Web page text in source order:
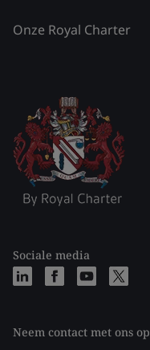
Onze Royal Charter
Sociale media
Neem contact met ons op